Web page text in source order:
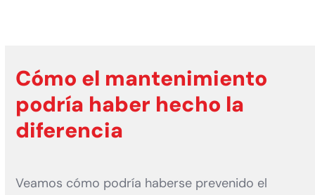
Cómo el mantenimiento
podría haber hecho la
diferencia
Veamos cómo podría haberse prevenido el